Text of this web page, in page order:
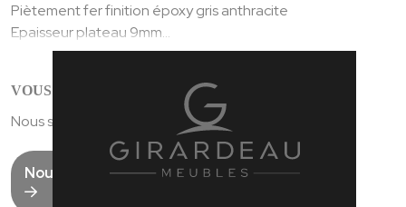
Piètement fer finition époxy gris anthracite
Epaisseur plateau 9mm
Céramique collée sur un verre d’épaisseur 6mm
VOUS AVEZ UNE QUESTION ?
Nous serons ravis de vous renseigner
Nous contacter